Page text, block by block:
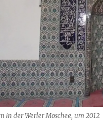
in der Werler Moschee, um 2012